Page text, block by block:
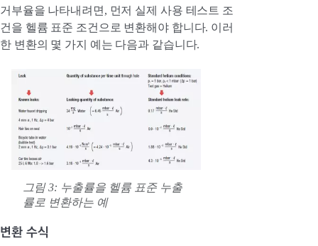
거부율을 나타내려면, 먼저 실제 사용 테스트 조
건을 헬륨 표준 조건으로 변환해야 합니다. 이러
한 변환의 몇 가지 예는 다음과 같습니다.
그림 3: 누출률을 헬륨 표준 누출
률로 변환하는 예
변환 수식